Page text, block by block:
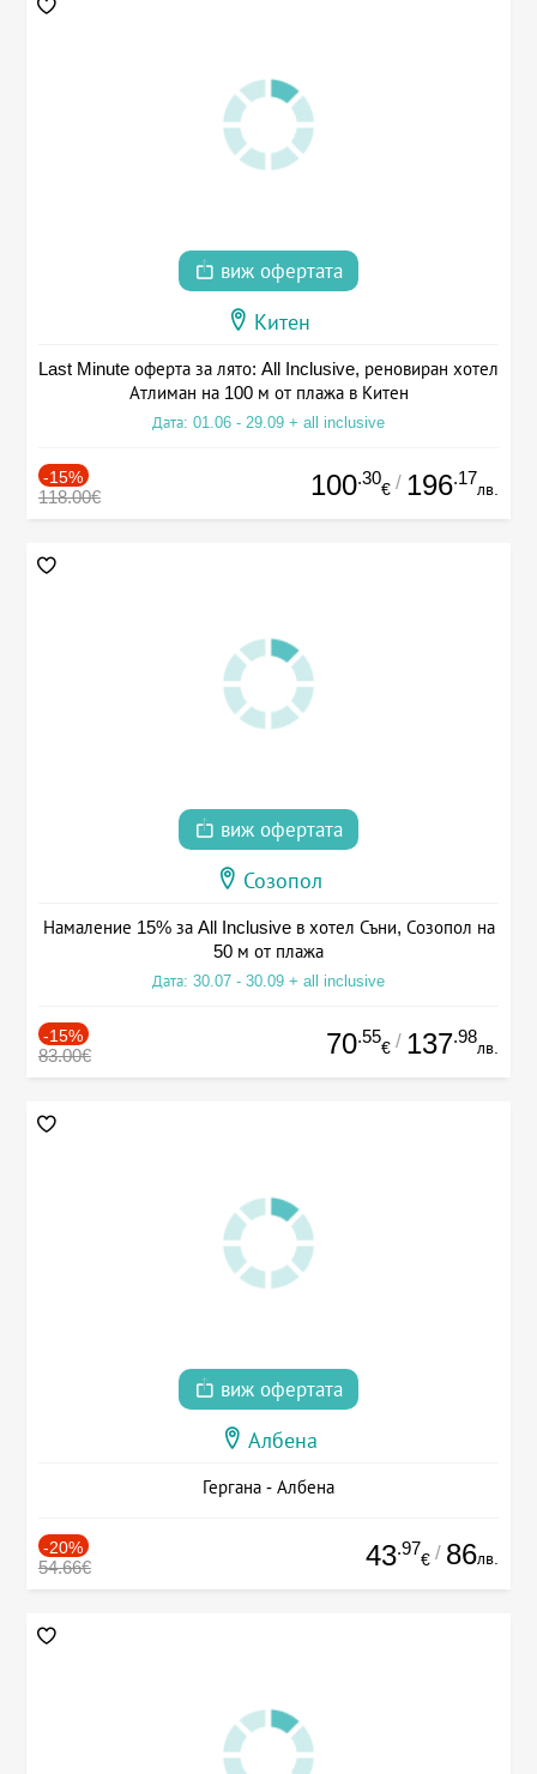
виж офертата
Китен
Last Minute оферта за лято: All Inclusive, реновиран хотел
Атлиман на 100 м от плажа в Китен
Дата: 01.06 - 29.09 + all inclusive
-15%
118.00€ 100.30
€ / 196.17
лв.
виж офертата
Созопол
Намаление 15% за All Inclusive в хотел Съни, Созопол на
50 м от плажа
Дата: 30.07 - 30.09 + all inclusive
-15%
83.00€ 70.55
€ / 137.98
лв.
виж офертата
Албена
Гергана - Албена
-20%
54.66€ 43.97
€ / 86лв.